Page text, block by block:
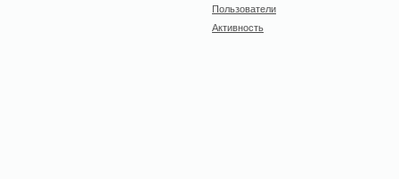
Пользователи
Активность